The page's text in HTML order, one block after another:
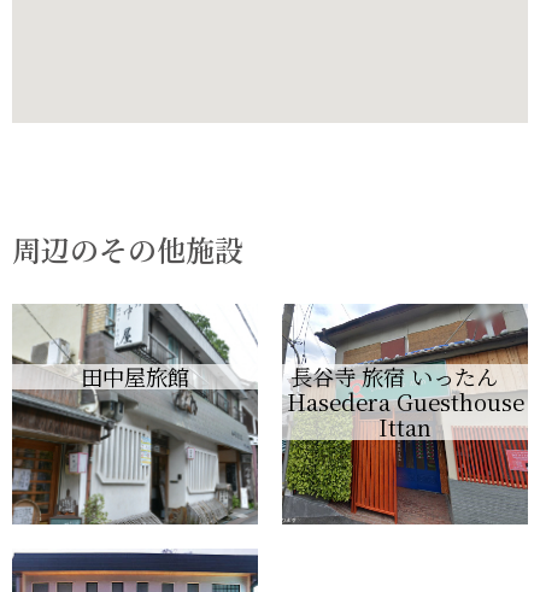
周辺のその他施設
田中屋旅館
長谷寺 旅宿 いったん
Hasedera Guesthouse
Ittan